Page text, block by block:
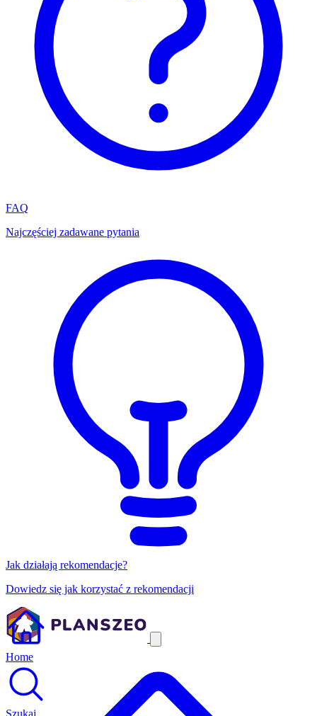
FAQ
Najczęściej zadawane pytania
Jak działają rekomendacje?
Dowiedz się jak korzystać z rekomendacji
Home
Szukaj